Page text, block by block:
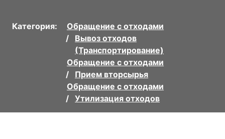
Категория:
Обращение с отходами
Вывоз отходов
(Транспортирование)
Обращение с отходами
Прием вторсырья
Обращение с отходами
Утилизация отходов